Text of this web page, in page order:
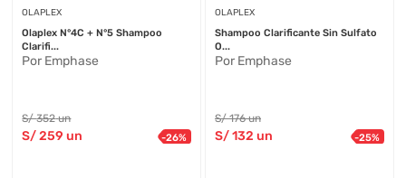
OLAPLEX
Olaplex N°4C + N°5 Shampoo
Clarifi...
Por Emphase
S/352 un
S/259 un -26%
OLAPLEX
Shampoo Clarificante Sin Sulfato
O...
Por Emphase
S/176 un
S/132 un -25%